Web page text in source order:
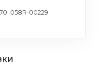
058R-00229